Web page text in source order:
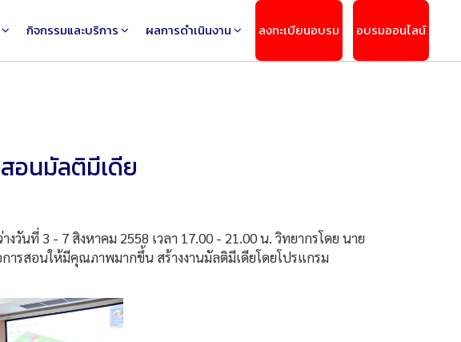
กิจกรรมและบริการ ผลการดำเนินงาน ลงทะเบียนอบรม อบรมออนไลน์
อนมัลติมีเดีย
นที่ 3 - 7 สิงหาคม 2558 เวลา 17.00 - 21.00 น. วิทยากรโดย นาย
รสอนให้มีคุณภาพมากขึ้น สร้างงานมัลติมีเดียโดยโปรแกรม